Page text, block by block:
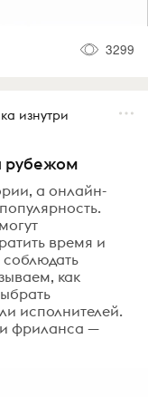
3299
изнутри
рубежом
а онлайн-
время и
соблюдать
как
исполнителей.
фриланса —